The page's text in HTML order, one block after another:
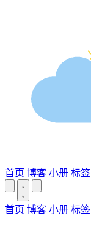
首页 博客 小册 标签
首页 博客 小册 标签